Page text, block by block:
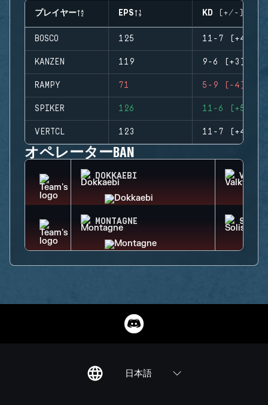
プレイヤー EPS KD (+/-)
BOSCO 125 11-7 (+4)
KANZEN 119 9-6 (+3)
RAMPY 71 5-9 (-4)
SPIKER 126 11-6 (+5)
VERTCL 123 11-7 (+4)
オペレーターBAN
DOKKAEBI
MONTAGNE SOLIS
日本語